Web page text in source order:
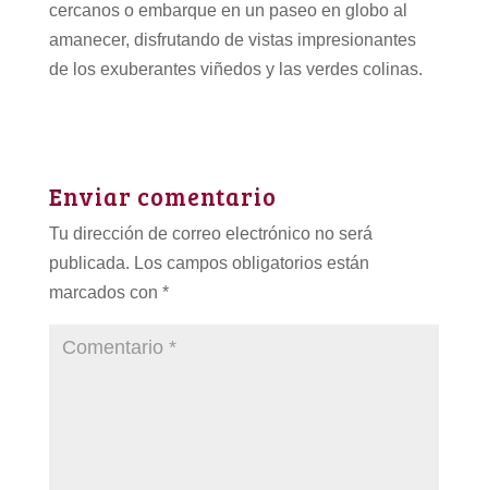
cercanos o embarque en un paseo en globo al
amanecer, disfrutando de vistas impresionantes
de los exuberantes viñedos y las verdes colinas.
Enviar comentario
Tu dirección de correo electrónico no será
publicada. Los campos obligatorios están
marcados con *